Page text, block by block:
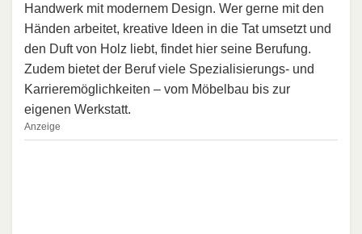
Handwerk mit modernem Design. Wer gerne mit den
Händen arbeitet, kreative Ideen in die Tat umsetzt und
den Duft von Holz liebt, findet hier seine Berufung.
Zudem bietet der Beruf viele Spezialisierungs- und
Karrieremöglichkeiten – vom Möbelbau bis zur
eigenen Werkstatt.
Anzeige